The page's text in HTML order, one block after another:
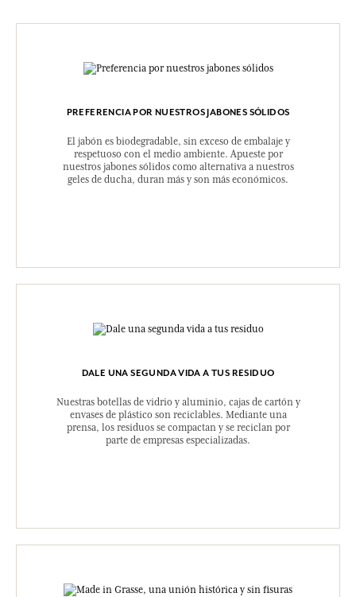
PREFERENCIA POR NUESTROS JABONES SÓLIDOS
El jabón es biodegradable, sin exceso de embalaje y
respetuoso con el medio ambiente. Apueste por
nuestros jabones sólidos como alternativa a nuestros
geles de ducha, duran más y son más económicos.
DALE UNA SEGUNDA VIDA A TUS RESIDUO
Nuestras botellas de vidrio y aluminio, cajas de cartón y
envases de plástico son reciclables. Mediante una
prensa, los residuos se compactan y se reciclan por
parte de empresas especializadas.